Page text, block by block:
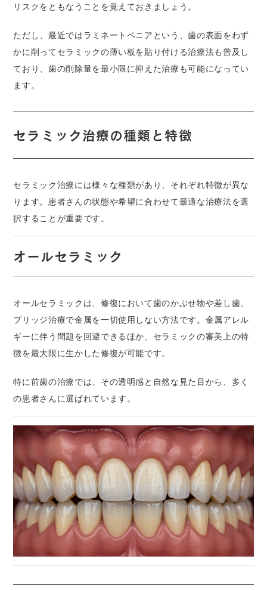
リスクをともなうことを覚えておきましょう。
ただし、最近ではラミネートベニアという、歯の表面をわず
かに削ってセラミックの薄い板を貼り付ける治療法も普及し
ており、歯の削除量を最小限に抑えた治療も可能になってい
ます。
セラミック治療の種類と特徴
セラミック治療には様々な種類があり、それぞれ特徴が異な
ります。患者さんの状態や希望に合わせて最適な治療法を選
択することが重要です。
オールセラミック
オールセラミックは、修復において歯のかぶせ物や差し歯、
ブリッジ治療で金属を一切使用しない方法です。金属アレル
ギーに伴う問題を回避できるほか、セラミックの審美上の特
徴を最大限に生かした修復が可能です。
特に前歯の治療では、その透明感と自然な見た目から、多く
の患者さんに選ばれています。